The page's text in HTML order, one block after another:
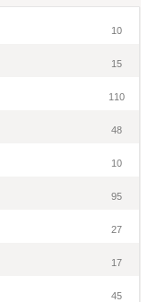
10
15
110
48
10
95
27
17
45